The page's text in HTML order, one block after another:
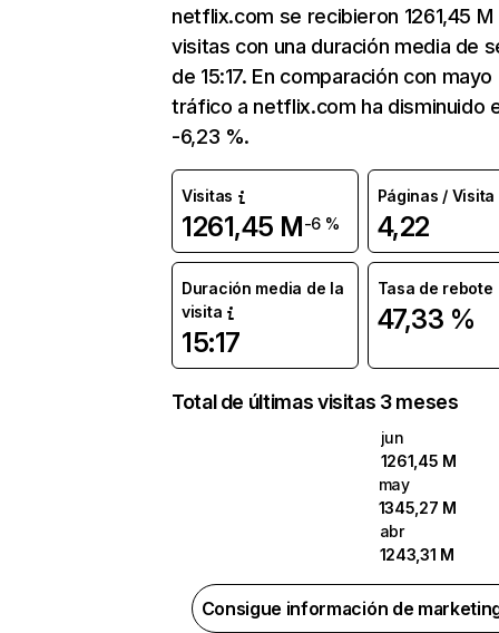
netflix.com se recibieron 1261,45 M
visitas con una duración media de
de 15:17. En comparación con mayo
tráfico a netflix.com ha disminuido
-6,23 %.
Visitas
1261,45 M-6 %
Páginas / Visita
4,22
Duración media de la
visita
15:17
Tasa de rebote
47,33 %
Total de últimas visitas 3 meses
jun
1261,45 M
may
1345,27 M
abr
1243,31 M
Consigue información de